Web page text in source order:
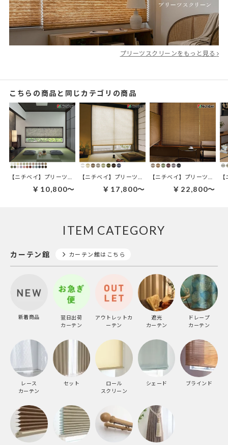
プリーツスクリーンをもっと見る
こちらの商品と同じカテゴリの商品
【ニチベイ】プリーツスクリーン｜えにし
￥10,800～
【ニチベイ】プリーツスクリーン｜利休
￥17,800～
【ニチベイ】プリーツスク
￥22,800～
ITEM CATEGORY
カーテン館 カーテン館はこちら
新着商品
翌日出荷
カーテン
アウトレットカ
ーテン
遮光
カーテン
ドレープ
カーテン
レース
カーテン
セット
ロール
スクリーン
シェード ブラインド